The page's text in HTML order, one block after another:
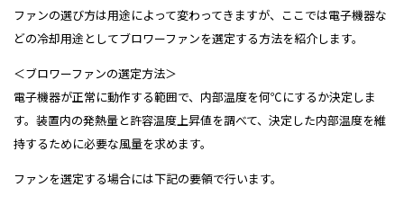
ファンの選び方は用途によって変わってきますが、ここでは電子機器な
どの冷却用途としてブロワーファンを選定する方法を紹介します。
＜ブロワーファンの選定方法＞
電子機器が正常に動作する範囲で、内部温度を何℃にするか決定しま
す。装置内の発熱量と許容温度上昇値を調べて、決定した内部温度を維
持するために必要な風量を求めます。
ファンを選定する場合には下記の要領で行います。